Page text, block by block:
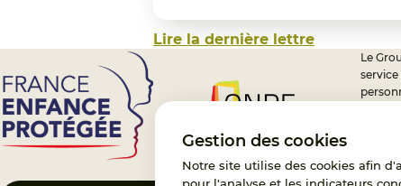
Gestion des cookies
Notre site utilise des cookies afin
Lire la dernière lettre
Le
service